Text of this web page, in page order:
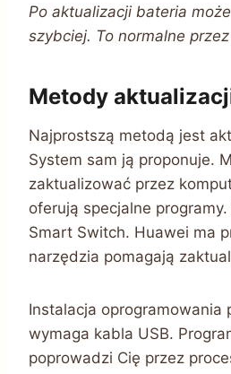
Po aktualizacji bateria
szybciej. To normalne
Metody
Najprostszą metodą jest
System sam ją proponuje.
zaktualizować przez
oferują specjalne
Smart Switch. Huawei ma
narzędzia pomagają
Instalacja oprogramowania
wymaga kabla USB.
poprowadzi Cię przez